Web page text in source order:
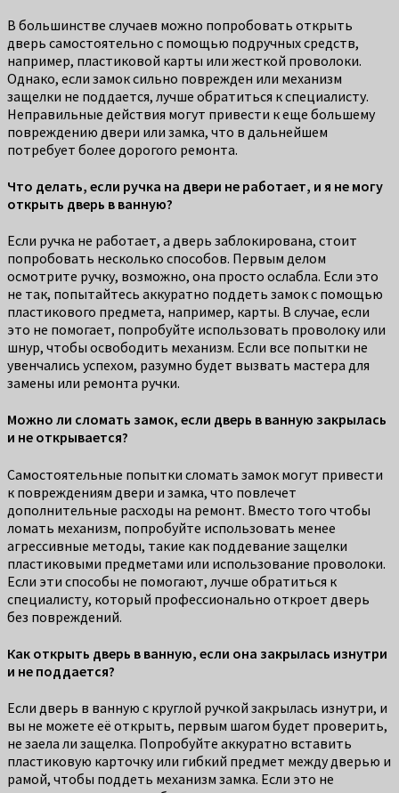
В большинстве случаев можно попробовать открыть
дверь самостоятельно с помощью подручных средств,
например, пластиковой карты или жесткой проволоки.
Однако, если замок сильно поврежден или механизм
защелки не поддается, лучше обратиться к специалисту.
Неправильные действия могут привести к еще большему
повреждению двери или замка, что в дальнейшем
потребует более дорогого ремонта.
Что делать, если ручка на двери не работает, и я не могу
открыть дверь в ванную?
Если ручка не работает, а дверь заблокирована, стоит
попробовать несколько способов. Первым делом
осмотрите ручку, возможно, она просто ослабла. Если это
не так, попытайтесь аккуратно поддеть замок с помощью
пластикового предмета, например, карты. В случае, если
это не помогает, попробуйте использовать проволоку или
шнур, чтобы освободить механизм. Если все попытки не
увенчались успехом, разумно будет вызвать мастера для
замены или ремонта ручки.
Можно ли сломать замок, если дверь в ванную закрылась
и не открывается?
Самостоятельные попытки сломать замок могут привести
к повреждениям двери и замка, что повлечет
дополнительные расходы на ремонт. Вместо того чтобы
ломать механизм, попробуйте использовать менее
агрессивные методы, такие как поддевание защелки
пластиковыми предметами или использование проволоки.
Если эти способы не помогают, лучше обратиться к
специалисту, который профессионально откроет дверь
без повреждений.
Как открыть дверь в ванную, если она закрылась изнутри
и не поддается?
Если дверь в ванную с круглой ручкой закрылась изнутри, и
вы не можете её открыть, первым шагом будет проверить,
не заела ли защелка. Попробуйте аккуратно вставить
пластиковую карточку или гибкий предмет между дверью и
рамой, чтобы поддеть механизм замка. Если это не